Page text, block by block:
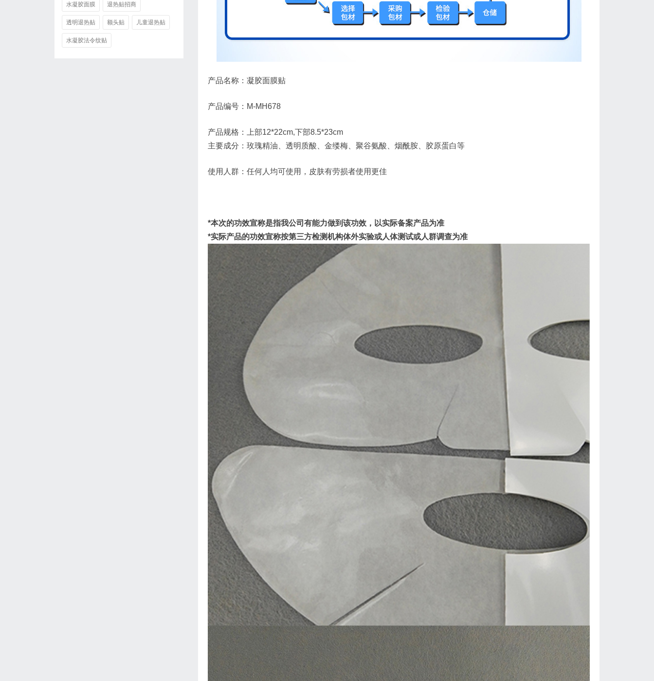
产品名称：凝胶面膜贴
产品编号：M-MH678
产品规格：上部12*22cm,下部8.5*23cm
主要成分：玫瑰精油、透明质酸、金缕梅、聚谷氨酸、烟酰胺、胶原蛋白等
使用人群：任何人均可使用，皮肤有劳损者使用更佳
*本次的功效宣称是指我公司有能力做到该功效，以实际备案产品为准
*实际产品的功效宣称按第三方检测机构体外实验或人体测试或人群调查为准
水凝胶面膜 退热贴招商
透明退热贴 额头贴 儿童退热贴
水凝胶法令纹贴